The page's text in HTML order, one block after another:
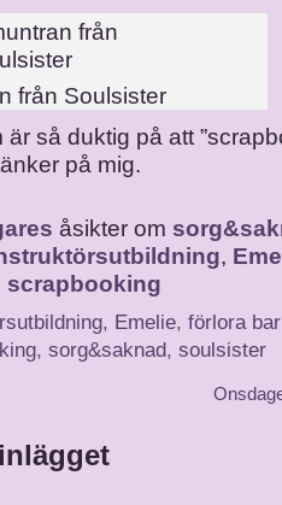
från Soulsister
är så duktig på att
på mig.
åsikter om
,
scrapbooking
, Emelie, förlora
, sorg&saknad, soulsister